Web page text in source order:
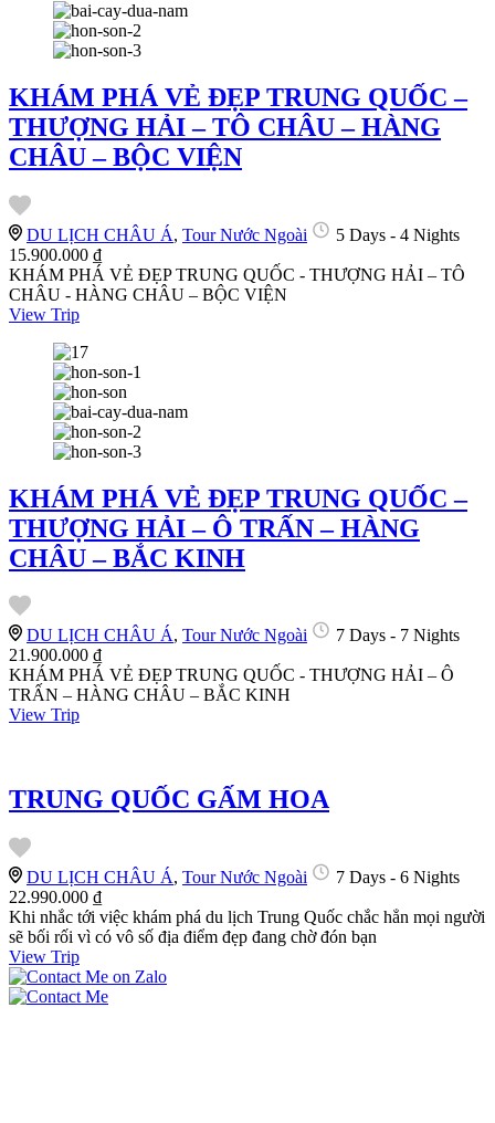
KHÁM PHÁ VẺ ĐẸP TRUNG QUỐC –
THƯỢNG HẢI – TÔ CHÂU – HÀNG
CHÂU – BỘC VIỆN
DU LỊCH CHÂU Á, Tour Nước Ngoài
5 Days - 4 Nights
15.900.000 ₫
KHÁM PHÁ VẺ ĐẸP TRUNG QUỐC - THƯỢNG HẢI – TÔ
CHÂU - HÀNG CHÂU – BỘC VIỆN
View Trip
KHÁM PHÁ VẺ ĐẸP TRUNG QUỐC –
THƯỢNG HẢI – Ô TRẤN – HÀNG
CHÂU – BẮC KINH
DU LỊCH CHÂU Á, Tour Nước Ngoài
7 Days - 7 Nights
21.900.000 ₫
KHÁM PHÁ VẺ ĐẸP TRUNG QUỐC - THƯỢNG HẢI – Ô
TRẤN – HÀNG CHÂU – BẮC KINH
View Trip
TRUNG QUỐC GẤM HOA
DU LỊCH CHÂU Á, Tour Nước Ngoài
7 Days - 6 Nights
22.990.000 ₫
Khi nhắc tới việc khám phá du lịch Trung Quốc chắc hẳn mọi người
sẽ bối rối vì có vô số địa điểm đẹp đang chờ đón bạn
View Trip